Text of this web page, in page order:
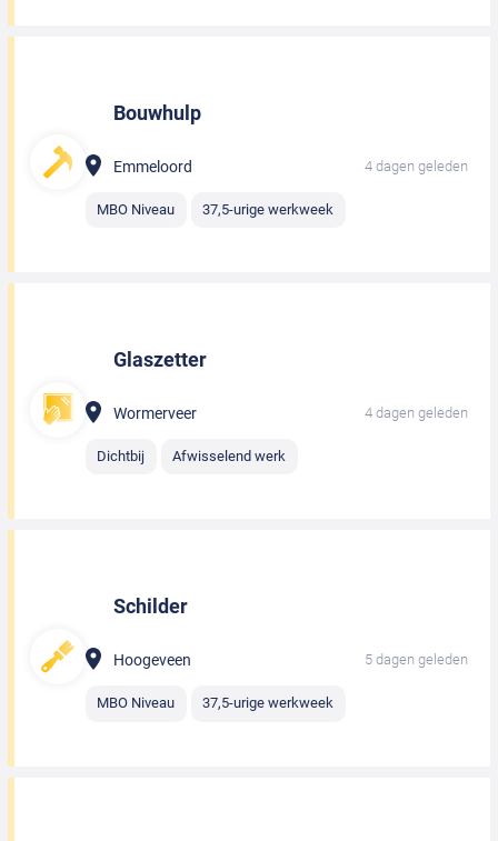
Bouwhulp
Emmeloord 4 dagen geleden
MBO Niveau 37,5-urige werkweek
Glaszetter
Wormerveer 4 dagen geleden
Dichtbij Afwisselend werk
Schilder
Hoogeveen 5 dagen geleden
MBO Niveau 37,5-urige werkweek